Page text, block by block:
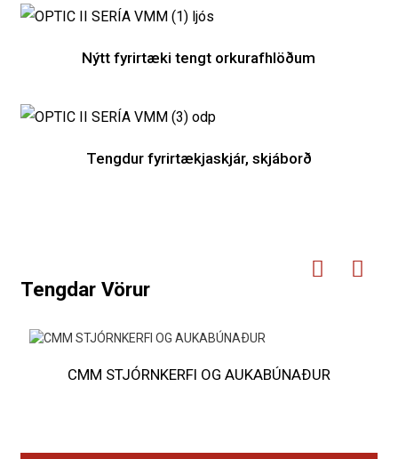
Nýtt fyrirtæki tengt orkurafhlöðum
Tengdur fyrirtækjaskjár, skjáborð
Tengdar Vörur
CMM STJÓRNKERFI OG AUKABÚNAÐUR